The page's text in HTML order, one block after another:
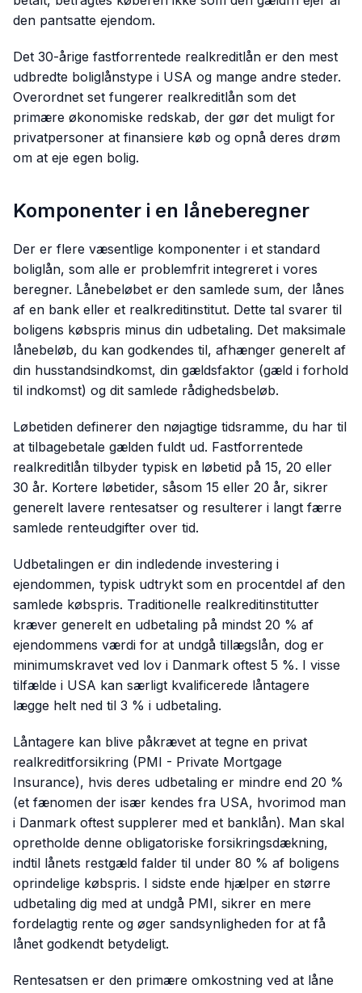
den pantsatte ejendom.
Det 30-årige fastforrentede realkreditlån er den mest
udbredte boliglånstype i USA og mange andre steder.
Overordnet set fungerer realkreditlån som det
primære økonomiske redskab, der gør det muligt for
privatpersoner at finansiere køb og opnå deres drøm
om at eje egen bolig.
Komponenter i en låneberegner
Der er flere væsentlige komponenter i et standard
boliglån, som alle er problemfrit integreret i vores
beregner. Lånebeløbet er den samlede sum, der lånes
af en bank eller et realkreditinstitut. Dette tal svarer til
boligens købspris minus din udbetaling. Det maksimale
lånebeløb, du kan godkendes til, afhænger generelt af
din husstandsindkomst, din gældsfaktor (gæld i forhold
til indkomst) og dit samlede rådighedsbeløb.
Løbetiden definerer den nøjagtige tidsramme, du har til
at tilbagebetale gælden fuldt ud. Fastforrentede
realkreditlån tilbyder typisk en løbetid på 15, 20 eller
30 år. Kortere løbetider, såsom 15 eller 20 år, sikrer
generelt lavere rentesatser og resulterer i langt færre
samlede renteudgifter over tid.
Udbetalingen er din indledende investering i
ejendommen, typisk udtrykt som en procentdel af den
samlede købspris. Traditionelle realkreditinstitutter
kræver generelt en udbetaling på mindst 20 % af
ejendommens værdi for at undgå tillægslån, dog er
minimumskravet ved lov i Danmark oftest 5 %. I visse
tilfælde i USA kan særligt kvalificerede låntagere
lægge helt ned til 3 % i udbetaling.
Låntagere kan blive påkrævet at tegne en privat
realkreditforsikring (PMI - Private Mortgage
Insurance), hvis deres udbetaling er mindre end 20 %
(et fænomen der især kendes fra USA, hvorimod man
i Danmark oftest supplerer med et banklån). Man skal
opretholde denne obligatoriske forsikringsdækning,
indtil lånets restgæld falder til under 80 % af boligens
oprindelige købspris. I sidste ende hjælper en større
udbetaling dig med at undgå PMI, sikrer en mere
fordelagtig rente og øger sandsynligheden for at få
lånet godkendt betydeligt.
Rentesatsen er den primære omkostning ved at låne